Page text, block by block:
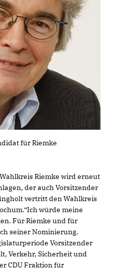
für Riemke
Riemke wird erneut
der auch Vorsitzender
vertritt den Wahlkreis
würde meine
Für Riemke und für
seiner Nominierung.
Vorsitzender
Verkehr, Sicherheit und
CDU Fraktion für